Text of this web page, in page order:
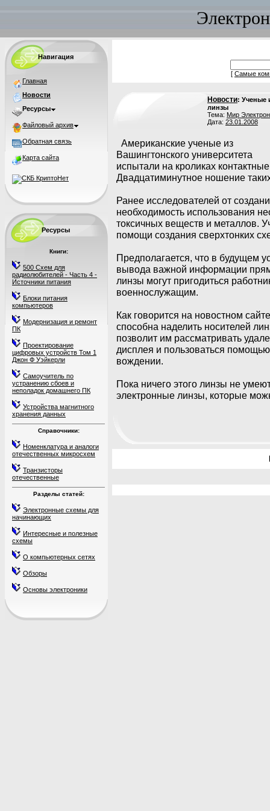
Навигация
Главная
Новости
Ресурсы
Файловый архив
Обратная связь
Карта сайта
Ресурсы
Книги:
500 Схем для
радиолюбителей - Часть 4 -
Источники питания
Блоки питания
компьютеров
Модернизация и ремонт
ПК
Проектирование
цифровых устройств Том 1
Джон Ф Уэйкерли
Самоучитель по
устранению сбоев и
неполадок домашнего ПК
Устройства магнитного
хранения данных
Справочники:
Номенклатура и аналоги
отечественных микросхем
Транзисторы
отечественные
Разделы статей:
Электронные схемы для
начинающих
Интересные и полезные
схемы
О компьютерных сетях
Обзоры
Основы электроники
[ Самые
Новости: Ученые
линзы
Тема: Мир
Дата: 23.01.2008
Американские ученые из
Вашингтонского университета
испытали на кроликах
Двадцатиминутное ношение
Ранее исследователей от
необходимость использования
токсичных веществ и металлов.
помощи создания сверхтонких
Предполагается, что в будущем
вывода важной информации
линзы могут пригодиться
военнослужащим.
Как говорится на новостном
способна наделить носителей
позволит им рассматривать
дисплея и пользоваться
вождении.
Пока ничего этого линзы не
электронные линзы, которые